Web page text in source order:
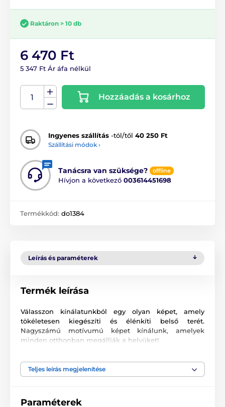
Raktáron > 10 db
6 470 Ft
5 347 Ft Ár áfa nélkül
Hozzáadás a kosárhoz
Ingyenes szállítás -tól/től 40 250 Ft
Szállítási módok ›
Tanácsra van szüksége? offline
Hívjon a következő 003614451698
Termékkód: do1384
Leírás és paraméterek
Termék leírása
Válasszon kínálatunkból egy olyan képet, amely
tökéletesen kiegészíti és élénkíti belső terét.
Nagyszámú motívumú képet kínálunk, amelyek
minden otthonban megállják a helyüket!
Számunkra fontos a minőség, ezért képeinkhez nem
képünket súlyú
Teljes leírás megjelenítése
Paraméterek